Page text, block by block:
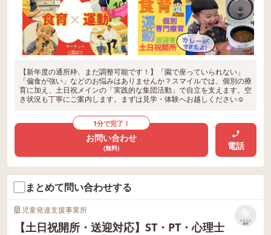
【新年度の通所枠、まだ調整可能です！】「園で座っていられない」
「偏食が強い」などのお悩みはありませんか？スマイルでは、個別の療
育に加え、土日祝メインの「実践的な集団活動」で自立を支えます。空
き状況も丁寧にご案内します。まずは見学・体験へお越しください☺
1分で完了！
お問い合わせ
(無料) 電話
まとめて問い合わせする
児童発達支援事業所
【土日祝開所・送迎対応】ST・PT・心理士
リストに
保存